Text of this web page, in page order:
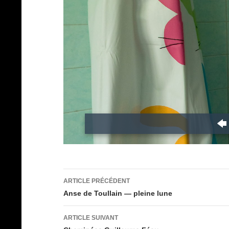
Navigation
des
articles
ARTICLE PRÉCÉDENT
Anse de Toullain — pleine lune
ARTICLE SUIVANT